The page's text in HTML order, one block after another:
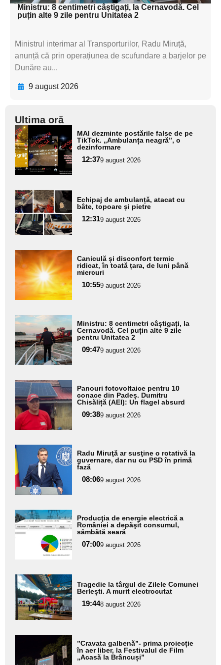
Ministru: 8 centimetri câștigați, la Cernavodă. Cel
puțin alte 9 zile pentru Unitatea 2
Ministrul interimar al Transporturilor, Radu Miruță,
anunță că prin operațiunea de scufundare a barjelor pe
Dunăre au...
9 august 2026
Ultima oră
Adaugă
aici textul
pentru
subtitlu
MAI dezminte postările false de pe
TikTok. „Ambulanța neagră”, o
dezinformare
12:379 august 2026
Adaugă
aici textul
pentru
subtitlu
Echipaj de ambulanță, atacat cu
bâte, topoare și pietre
12:319 august 2026
Adaugă
aici textul
pentru
subtitlu
Caniculă și disconfort termic
ridicat, în toată țara, de luni până
miercuri
10:559 august 2026
Adaugă
aici textul
pentru
subtitlu
Ministru: 8 centimetri câștigați, la
Cernavodă. Cel puțin alte 9 zile
pentru Unitatea 2
09:479 august 2026
Adaugă
aici textul
pentru
subtitlu
Panouri fotovoltaice pentru 10
conace din Padeș. Dumitru
Chisăliță (AEI): Un flagel absurd
09:389 august 2026
Adaugă
aici textul
pentru
subtitlu
Radu Miruţă ar susţine o rotativă la
guvernare, dar nu cu PSD în primă
fază
08:069 august 2026
Adaugă
aici textul
pentru
subtitlu
Producţia de energie electrică a
României a depăşit consumul,
sâmbătă seară
07:009 august 2026
Adaugă
aici textul
pentru
subtitlu
Tragedie la târgul de Zilele Comunei
Berlești. A murit electrocutat
19:448 august 2026
Adaugă
aici textul
”Cravata galbenă”- prima proiecție
în aer liber, la Festivalul de Film
„Acasă la Brâncuși”